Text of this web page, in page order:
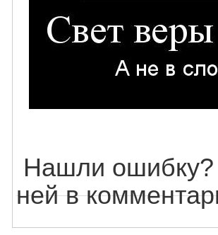
Нашли ошибку?
ней в